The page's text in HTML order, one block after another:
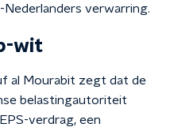
Nederlanders verwarring.
wit
al Mourabit zegt dat de
belastingautoriteit
verdrag, een